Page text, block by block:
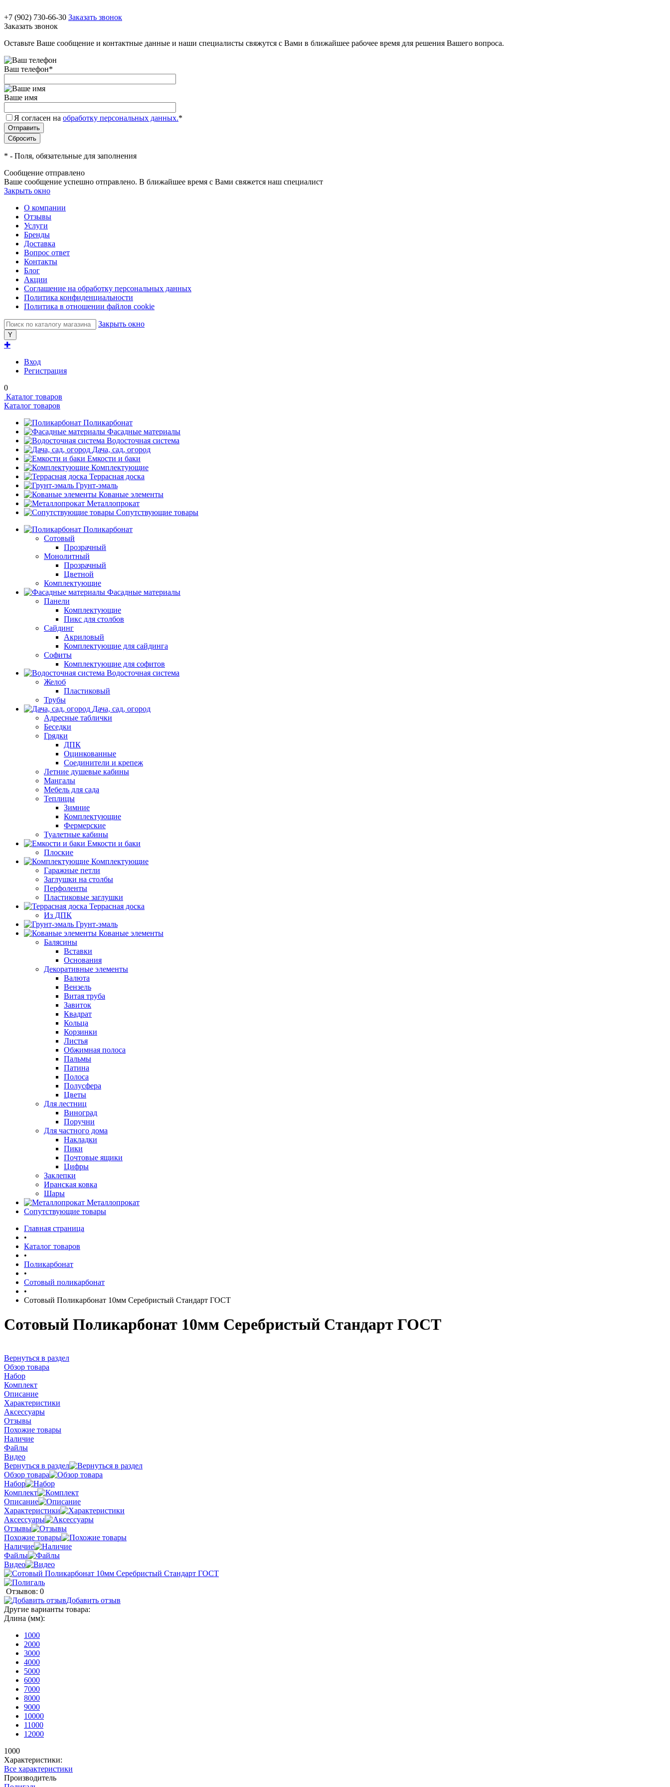
+7 (902) 730-66-30 Заказать звонок
Заказать звонок
Оставьте Ваше сообщение и контактные данные и наши специалисты свяжутся с Вами в ближайшее рабочее время для решения Вашего вопроса.
Ваш телефон*
Ваше имя
Я согласен на обработку персональных данных.*
* - Поля, обязательные для заполнения
Сообщение отправлено
Ваше сообщение успешно отправлено. В ближайшее время с Вами свяжется наш специалист
Закрыть окно
О компании
Отзывы
Услуги
Бренды
Доставка
Вопрос ответ
Контакты
Блог
Акции
Соглашение на обработку персональных данных
Политика конфиденциальности
Политика в отношении файлов cookie
Закрыть окно
✚
Вход
Регистрация
0
Каталог товаров
Каталог товаров
Поликарбонат
Фасадные материалы
Водосточная система
Дача, сад, огород
Емкости и баки
Комплектующие
Террасная доска
Грунт-эмаль
Кованые элементы
Металлопрокат
Сопутствующие товары
Поликарбонат
Сотовый
Прозрачный
Монолитный
Прозрачный
Цветной
Комплектующие
Фасадные материалы
Панели
Комплектующие
Пикс для столбов
Сайдинг
Акриловый
Комплектующие для сайдинга
Софиты
Комплектующие для софитов
Водосточная система
Желоб
Пластиковый
Трубы
Дача, сад, огород
Адресные таблички
Беседки
Грядки
ДПК
Оцинкованные
Соединители и крепеж
Летние душевые кабины
Мангалы
Мебель для сада
Теплицы
Зимние
Комплектующие
Фермерские
Туалетные кабины
Емкости и баки
Плоские
Комплектующие
Гаражные петли
Заглушки на столбы
Перфоленты
Пластиковые заглушки
Террасная доска
Из ДПК
Грунт-эмаль
Кованые элементы
Балясины
Вставки
Основания
Декоративные элементы
Валюта
Вензель
Витая труба
Завиток
Квадрат
Кольца
Корзинки
Листья
Обжимная полоса
Пальмы
Патина
Полоса
Полусфера
Цветы
Для лестниц
Виноград
Поручни
Для частного дома
Накладки
Пики
Почтовые ящики
Цифры
Заклепки
Иранская ковка
Шары
Металлопрокат
Сопутствующие товары
Главная страница
•
Каталог товаров
•
Поликарбонат
•
Сотовый поликарбонат
•
Сотовый Поликарбонат 10мм Серебристый Стандарт ГОСТ
Сотовый Поликарбонат 10мм Серебристый Стандарт ГОСТ
Вернуться в раздел
Обзор товара
Набор
Комплект
Описание
Характеристики
Аксессуары
Отзывы
Похожие товары
Наличие
Файлы
Видео
Вернуться в раздел
Обзор товара
Набор
Комплект
Описание
Характеристики
Аксессуары
Отзывы
Похожие товары
Наличие
Файлы
Видео
Отзывов: 0
Добавить отзыв
Другие варианты товара:
Длина (мм):
1000
2000
3000
4000
5000
6000
7000
8000
9000
10000
11000
12000
1000
Характеристики:
Все характеристики
Производитель